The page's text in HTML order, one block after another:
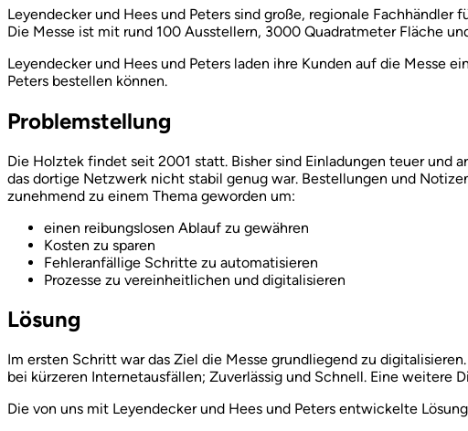
Leyendecker und Hees und Peters sind große, regionale
Die Messe ist mit rund 100 Ausstellern, 3000 Quadratmeter Fläche
Leyendecker und Hees und Peters laden ihre Kunden auf die Messe
Peters bestellen können.
Problemstellung
Die Holztek findet seit 2001 statt. Bisher sind Einladungen teuer und
das dortige Netzwerk nicht stabil genug war. Bestellungen und
zunehmend zu einem Thema geworden um:
einen reibungslosen Ablauf zu gewähren
Kosten zu sparen
Fehleranfällige Schritte zu automatisieren
Prozesse zu vereinheitlichen und digitalisieren
Lösung
Im ersten Schritt war das Ziel die Messe grundliegend zu
bei kürzeren Internetausfällen; Zuverlässig und Schnell. Eine weitere
Die von uns mit Leyendecker und Hees und Peters entwickelte